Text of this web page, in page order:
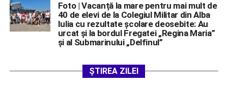
Foto | Vacanță la mare pentru mai mult de
40 de elevi de la Colegiul Militar din Alba
Iulia cu rezultate școlare deosebite: Au
urcat și la bordul Fregatei „Regina Maria”
și al Submarinului „Delfinul”
ȘTIREA ZILEI